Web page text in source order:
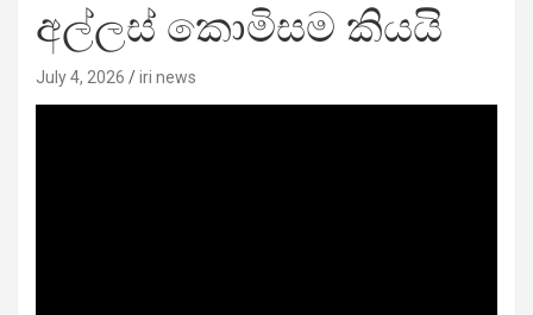
අල්ලස් කොමිසම කියයි
July 4, 2026 iri news